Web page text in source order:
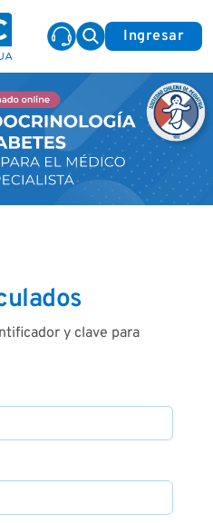
Ingresar
y clave para